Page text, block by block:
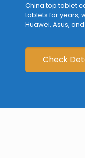
China top tablet
tablets for years,
Huawei, Asus,
Check